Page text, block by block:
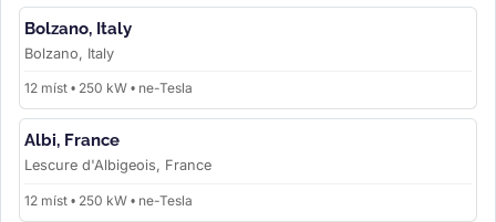
Bolzano, Italy
Bolzano, Italy
12 míst • 250 kW • ne-Tesla
Albi, France
Lescure d'Albigeois, France
12 míst • 250 kW • ne-Tesla